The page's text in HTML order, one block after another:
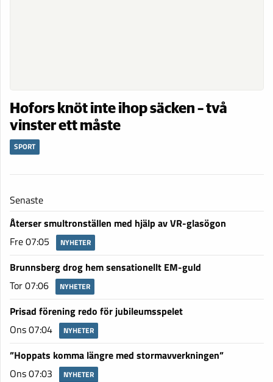
Hofors knöt inte ihop säcken – två
vinster ett måste
SPORT
Senaste
Återser smultronställen med hjälp av VR-glasögon
Fre 07:05
NYHETER
Brunnsberg drog hem sensationellt EM-guld
Tor 07:06
NYHETER
Prisad förening redo för jubileumsspelet
Ons 07:04
NYHETER
”Hoppats komma längre med stormavverkningen”
Ons 07:03
NYHETER